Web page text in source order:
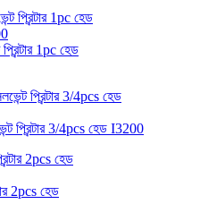
1pc হেড
প্রিন্টার 3/4pcs হেড I3200
2pcs হেড